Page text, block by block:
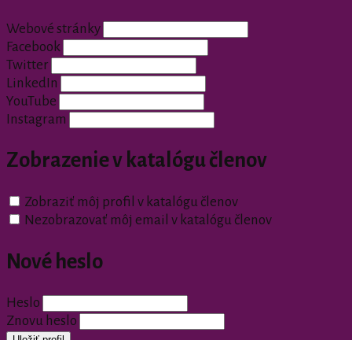
Webové stránky
Facebook
Twitter
LinkedIn
YouTube
Instagram
Zobrazenie v katalógu členov
Zobraziť môj profil v katalógu členov
Nezobrazovať môj email v katalógu členov
Nové heslo
Heslo
Znovu heslo